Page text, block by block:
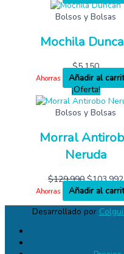
Bolsos y Bolsas
Mochila
$5,150
Ahorras
Añadir al
¡Oferta!
Bolsos y Bolsas
Morral
Neruda
$129,990 $103,992
Ahorras
Añadir al
Desarrollado por